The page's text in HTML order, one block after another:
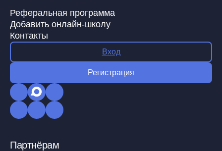
Реферальная программа
Добавить онлайн-школу
Контакты
Вход
Регистрация
Партнёрам